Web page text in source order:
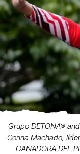
Grupo DETONA®
Corina Machado,
GANADORA DEL